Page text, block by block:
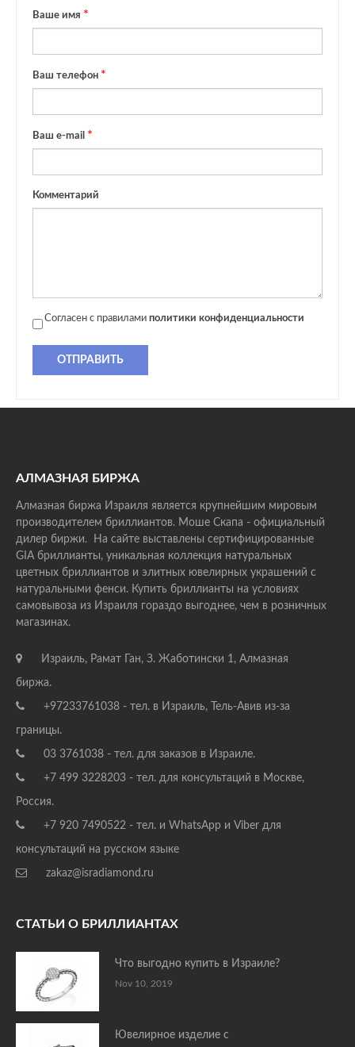
Ваше имя
Ваш телефон
Ваш e-mail
Комментарий
Согласен с правилами политики конфиденциальности
ОТПРАВИТЬ
АЛМАЗНАЯ БИРЖА
Алмазная биржа Израиля является крупнейшим мировым
производителем бриллиантов. Моше Скапа - официальный
дилер биржи. На сайте выставлены сертифицированные
GIA бриллианты, уникальная коллекция натуральных
цветных бриллиантов и элитных ювелирных украшений с
натуральными фенси. Купить бриллианты на условиях
самовывоза из Израиля гораздо выгоднее, чем в розничных
магазинах.
Израиль, Рамат Ган, З. Жаботински 1, Алмазная
биржа.
+97233761038 - тел. в Израиль, Тель-Авив из-за
границы.
03 3761038 - тел. для заказов в Израиле.
+7 499 3228203 - тел. для консультаций в Москве,
Россия.
+7 920 7490522 - тел. и WhatsApp и Viber для
консультаций на русском языке
zakaz@isradiamond.ru
СТАТЬИ О БРИЛЛИАНТАХ
Что выгодно купить в Израиле?
Nov 10, 2019
Ювелирное изделие с